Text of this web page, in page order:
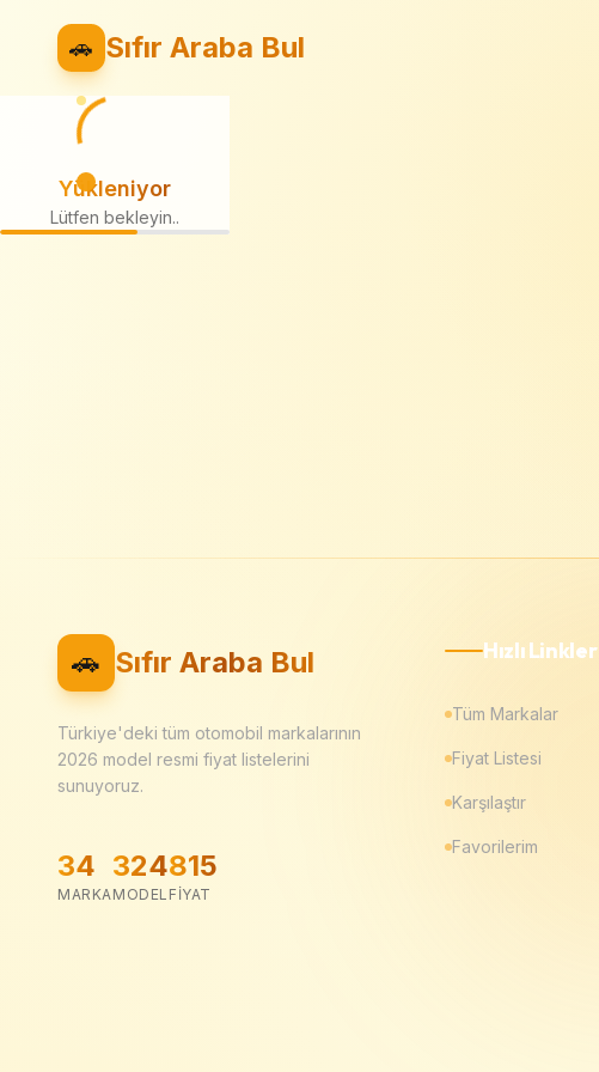
🚗 Sıfır Araba Bul
Yükleniyor
Lütfen bekleyin
🚗 Sıfır Araba Bul
Türkiye'deki tüm otomobil markalarının
2026 model resmi fiyat listelerini
sunuyoruz.
34
MARKA
324
MODEL
815
FIYAT
Hızlı Linkler
Tüm Markalar
Fiyat Listesi
Karşılaştır
Favorilerim